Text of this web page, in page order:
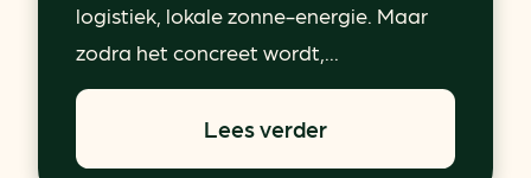
logistiek, lokale zonne-energie. Maar
zodra het concreet wordt,...
Lees verder